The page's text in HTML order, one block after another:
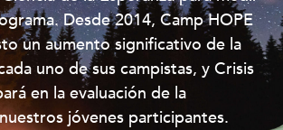
Desde 2014, Camp HOPE
un aumento significativo de la
uno de sus campistas, y Crisis
en la evaluación de la
jóvenes participantes.